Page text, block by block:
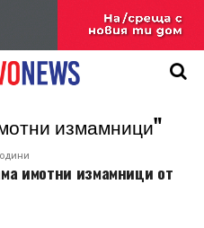
измамници"
имотни измамници от